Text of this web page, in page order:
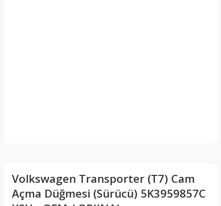
Volkswagen Transporter (T7) Cam
Açma Düğmesi (Sürücü) 5K3959857C